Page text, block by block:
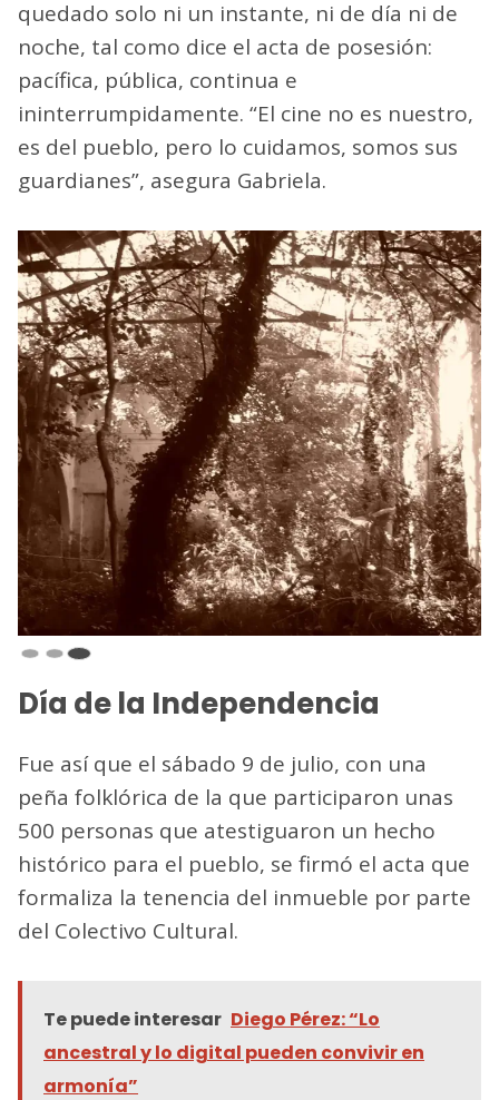
quedado solo ni un instante, ni de día ni de
noche, tal como dice el acta de posesión:
pacífica, pública, continua e
ininterrumpidamente. “El cine no es nuestro,
es del pueblo, pero lo cuidamos, somos sus
guardianes”, asegura Gabriela.
Día de la Independencia
Fue así que el sábado 9 de julio, con una
peña folklórica de la que participaron unas
500 personas que atestiguaron un hecho
histórico para el pueblo, se firmó el acta que
formaliza la tenencia del inmueble por parte
del Colectivo Cultural.
Te puede interesar Diego Pérez: “Lo
ancestral y lo digital pueden convivir en
armonía”